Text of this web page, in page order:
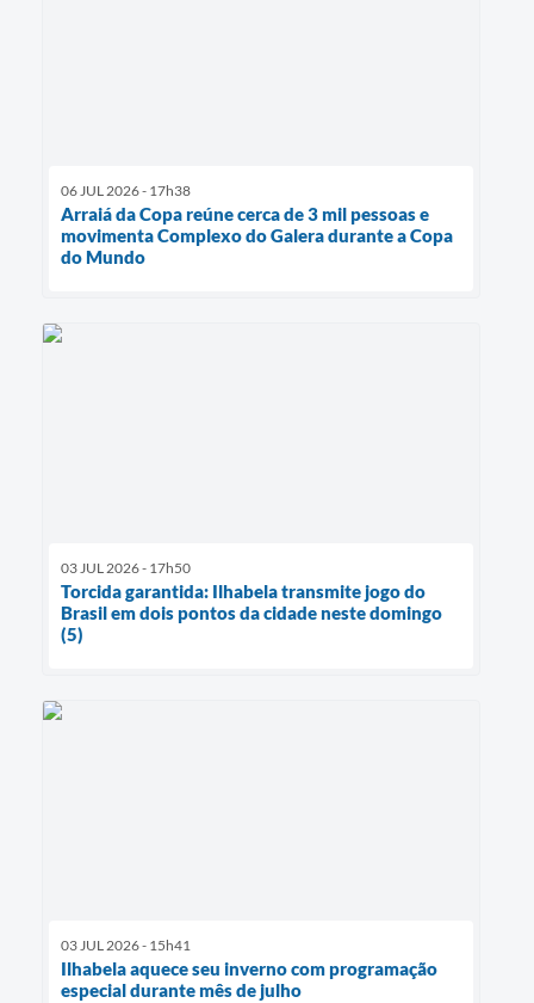
06 JUL 2026 - 17h38
Arraiá da Copa reúne cerca de 3 mil pessoas e
movimenta Complexo do Galera durante a Copa
do Mundo
03 JUL 2026 - 17h50
Torcida garantida: Ilhabela transmite jogo do
Brasil em dois pontos da cidade neste domingo
(5)
03 JUL 2026 - 15h41
Ilhabela aquece seu inverno com programação
especial durante mês de julho